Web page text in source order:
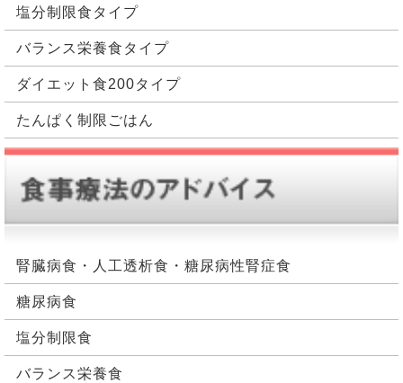
ことが大切です。主食、野菜、お菓子類、調味料に
も、実は、たんぱく質は含まれています。なので、た
んぱく質制限がある程、良質なたんぱく質を摂取する
ことが重要です。
たんぱく質の摂取量
たんぱく質と聞くと、肉や魚をイメージするかと思い
ますが、実は、あらゆる食品にたんぱく質は含まれて
います。ご飯やパンなどの主食、野菜や果物などにも
含まれており、一日約60g～80g程度のたんぱく質を
は異なりますが、一日当たりのたんぱく質量が体重１
㎏あたり約0.6～0.7gの制限の場合、体重60㎏であれ
ば一日の摂取目安は約36～42gになります。このよう
に、腎臓病の食事療法と言うのは、たんぱく質量をし
っかり減らしていく必要があるのです。
糖尿病の食事療法とは？
食事制限をする目的
１型糖尿病については、インスリンの体外補給調節を
２型糖尿病については、食事摂取におけるブドウ糖量
を制限した食事療法で、膵臓の負担軽減し機能回復を
図ることが目的となっています。１型も2型も、正し
い食事療法で食事制限や調整を行わない限り、しっか
上げていくこともできません。なので、糖尿病の食事
欠かせないのです。
食事療法の基本ポイントとは？
塩分制限食タイプ
バランス栄養食タイプ
ダイエット食200タイプ
たんぱく制限ごはん
腎臓病食・人工透析食・糖尿病性腎症食
糖尿病食
塩分制限食
バランス栄養食